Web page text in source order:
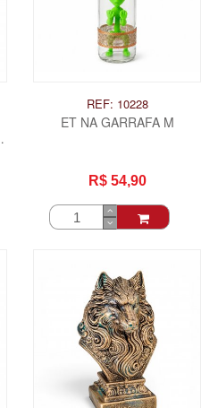
REF: 10228
ET NA GARRAFA M
R$ 54,90